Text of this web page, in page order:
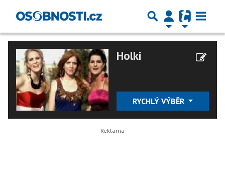
Holki
RYCHLÝ VÝBĚR